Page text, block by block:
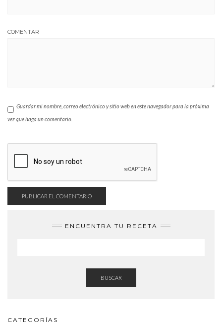
COMENTAR
Guardar mi nombre, correo electrónico y sitio web en este navegador para la próxima
vez que haga un comentario.
ENCUENTRA TU RECETA
BUSCAR
CATEGORÍAS